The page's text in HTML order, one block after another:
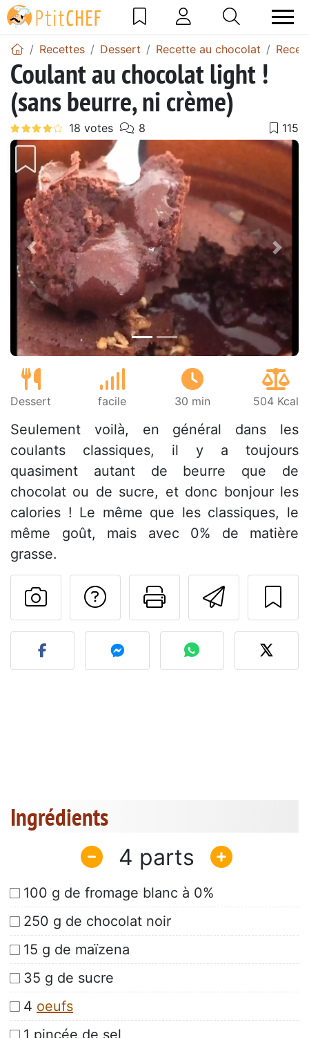
Recettes Dessert Recette au chocolat
Coulant au chocolat light !
(sans beurre, ni crème)
Précédent
Dessert facile 30 min 504 Kcal
Seulement voilà, en général dans les
coulants classiques, il y a toujours
quasiment autant de beurre que de
chocolat ou de sucre, et donc bonjour les
calories ! Le même que les classiques, le
même goût, mais avec 0% de matière
grasse.
Imprimer
Poser une
Publier votre photo de
Ingrédients
4
100 g de fromage blanc à 0%
250 g de chocolat noir
15 g de maïzena
35 g de sucre
4 oeufs